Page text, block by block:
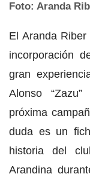
Foto: Aranda
El Aranda
incorporación
gran
Alonso
próxima
duda es un
historia del
Arandina